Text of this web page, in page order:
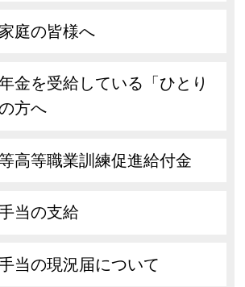
庭の皆様へ
金を受給している「ひとり
方へ
高等職業訓練促進給付金
当の支給
当の現況届について